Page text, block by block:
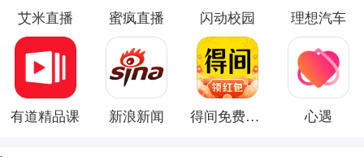
艾米直播 蜜疯直播 闪动校园 理想汽车
有道精品课 新浪新闻 得间免费小说 心遇